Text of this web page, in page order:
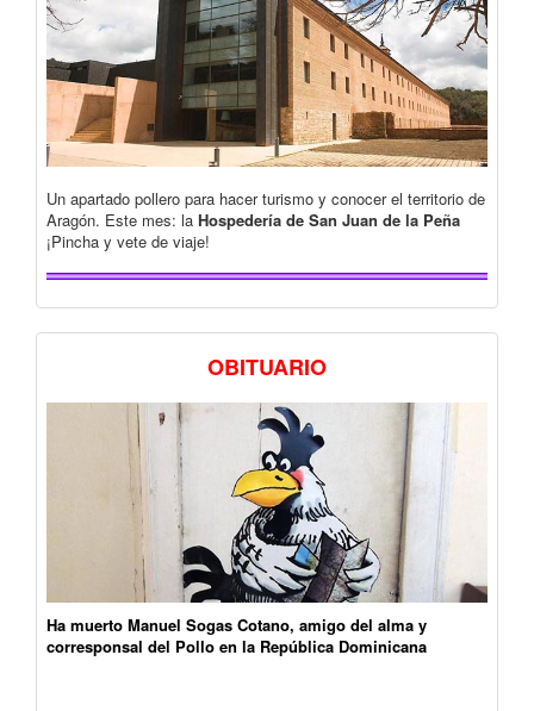
Un apartado pollero para hacer turismo y conocer el territorio de
Aragón. Este mes: la Hospedería de San Juan de la Peña
¡Pincha y vete de viaje!
OBITUARIO
Ha muerto Manuel Sogas Cotano, amigo del alma y
corresponsal del Pollo en la República Dominicana